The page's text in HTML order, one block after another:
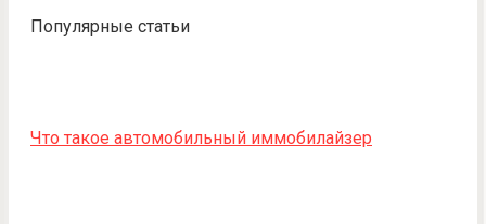
Популярные статьи
Что такое автомобильный иммобилайзер